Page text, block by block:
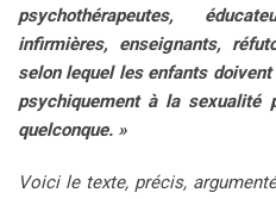
psychothérapeutes,
infirmières, enseignants,
selon lequel les enfants
psychiquement à la sexualité
quelconque. »
Voici le texte, précis,